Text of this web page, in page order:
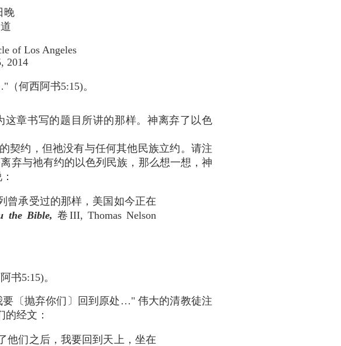
晚
of Los Angeles
2014
何西阿书5:15)。
章书写的题目所讲的那样。神离弃了以色
契约，但祂没有与任何其他民族立约。请注
弃与祂有约的以色列民族，那么想一想，神
曾承受过的那样，美国如今正在
the Bible, 卷III, Thomas Nelson
5:15)。
〔抛弃你们〕回到原处…" 伟大的清教徒注
的经文：
们之后，我要回到天上，坐在